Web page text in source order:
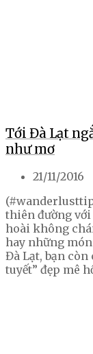
Tới Đà Lạt
như mơ
21/11/2016
thiên đường
hoài không
hay những
Đà Lạt, bạn còn
tuyết” đẹp mê